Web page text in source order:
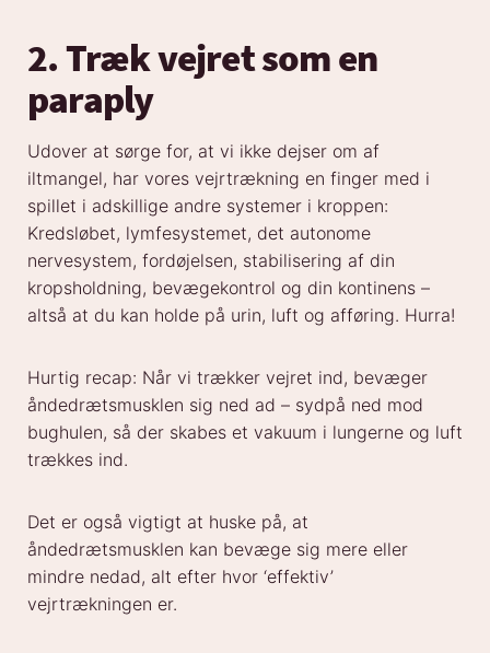
2. Træk vejret som en
paraply
Udover at sørge for, at vi ikke dejser om af
iltmangel, har vores vejrtrækning en finger med i
spillet i adskillige andre systemer i kroppen:
Kredsløbet, lymfesystemet, det autonome
nervesystem, fordøjelsen, stabilisering af din
kropsholdning, bevægekontrol og din kontinens –
altså at du kan holde på urin, luft og afføring. Hurra!
Hurtig recap: Når vi trækker vejret ind, bevæger
åndedrætsmusklen sig ned ad – sydpå ned mod
bughulen, så der skabes et vakuum i lungerne og luft
trækkes ind.
Det er også vigtigt at huske på, at
åndedrætsmusklen kan bevæge sig mere eller
mindre nedad, alt efter hvor ‘effektiv’
vejrtrækningen er.